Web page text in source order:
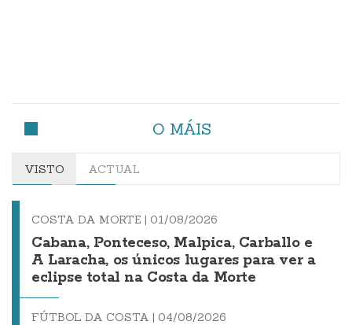
O MÁIS
VISTO ACTUAL
COSTA DA MORTE | 01/08/2026
Cabana, Ponteceso, Malpica, Carballo e
A Laracha, os únicos lugares para ver a
eclipse total na Costa da Morte
FÚTBOL DA COSTA | 04/08/2026